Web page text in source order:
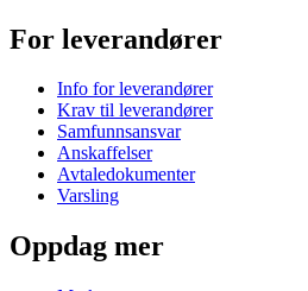
For leverandører
Info for leverandører
Krav til leverandører
Samfunnsansvar
Anskaffelser
Avtaledokumenter
Varsling
Oppdag mer